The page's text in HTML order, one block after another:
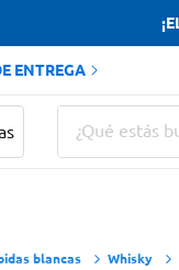
ENTREGA
¿Qué estás
blancas Whisky
buscados